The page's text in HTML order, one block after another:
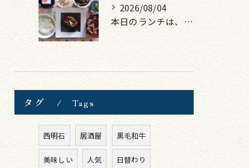
2026/08/04
本日のランチは、煮込みハンバーグ！
タグ Tags
西明石 居酒屋 黒毛和牛
美味しい 人気 日替わり